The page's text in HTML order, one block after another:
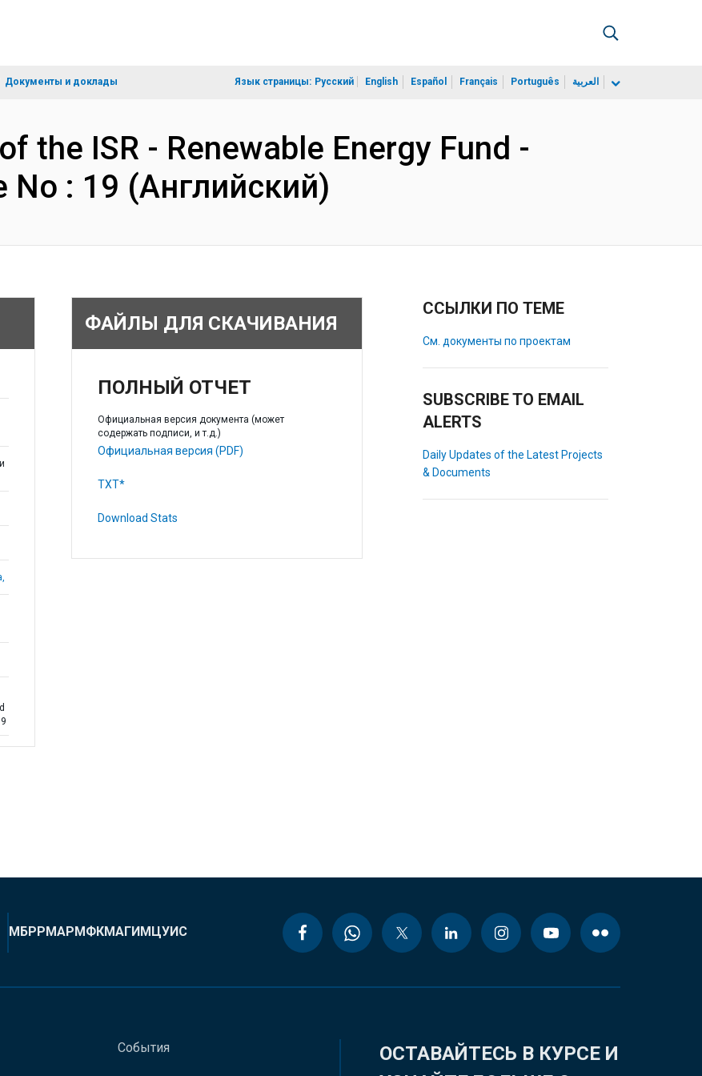
Документы и доклады Язык страницы: Русский English Español Français Português العربية
the ISR - Renewable Energy Fund -
No : 19 (Английский)
ФАЙЛЫ ДЛЯ СКАЧИВАНИЯ
ПОЛНЫЙ ОТЧЕТ
Официальная версия документа (может
содержать подписи, и т.д.)
Официальная версия (PDF)
TXT*
Download Stats
ССЫЛКИ ПО ТЕМЕ
См. документы по проектам
SUBSCRIBE TO EMAIL
ALERTS
Daily Updates of the Latest Projects
& Documents
МБРРМАРМФКМАГИМЦУИС
События
ОСТАВАЙТЕСЬ В КУРСЕ И